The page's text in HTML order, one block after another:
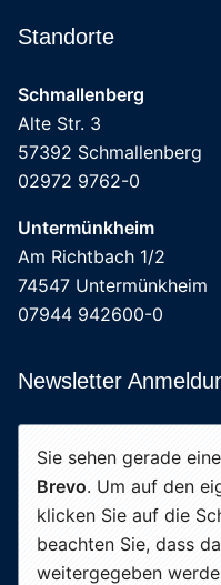
Standorte
Schmallenberg
Alte Str. 3
57392 Schmallenberg
02972 9762-0
Untermünkheim
Am Richtbach 1/2
74547 Untermünkheim
07944 942600-0
Newsletter
Sie sehen gerade
Brevo. Um auf den
klicken Sie auf die
beachten Sie, dass
weitergegeben